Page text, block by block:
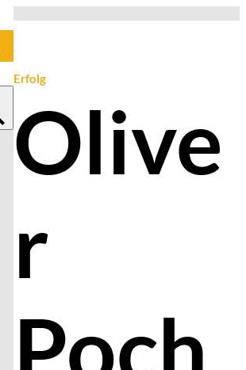
Erfolg
Olive
r
Poch